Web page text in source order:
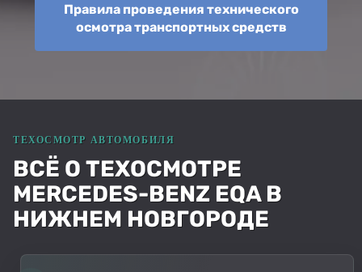
Правила проведения технического
осмотра транспортных средств
ВСЁ О ТЕХОСМОТРЕ
MERCEDES-BENZ EQA В
НИЖНЕМ НОВГОРОДЕ